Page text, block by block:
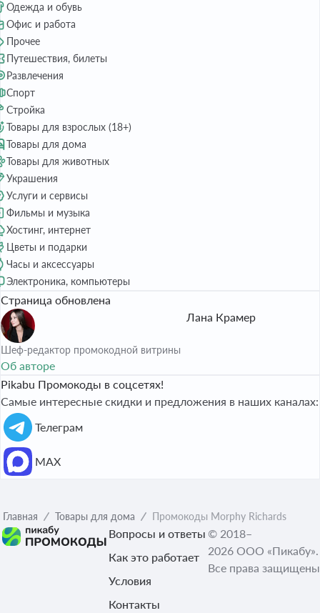
Одежда и обувь
Офис и работа
Прочее
Путешествия, билеты
Развлечения
Спорт
Стройка
Товары для взрослых (18+)
Товары для дома
Товары для животных
Украшения
Услуги и сервисы
Фильмы и музыка
Хостинг, интернет
Цветы и подарки
Часы и аксессуары
Электроника, компьютеры
Страница обновлена
Лана Крамер
Шеф-редактор промокодной витрины
Об авторе
Pikabu Промокоды в соцсетях!
Самые интересные скидки и предложения в наших каналах:
Телеграм
МАХ
Главная Товары для дома Промокоды Morphy Richards
Вопросы и ответы
Как это работает
Условия
Контакты
© 2018–
2026 ООО «Пикабу».
Все права защищены